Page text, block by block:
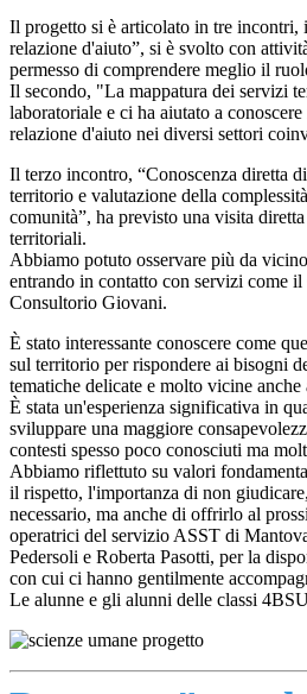
Il progetto si è articolato in tre
relazione d'aiuto”, si è svolto con
permesso di comprendere meglio il
Il secondo, "La mappatura dei servizi
laboratoriale e ci ha aiutato a
relazione d'aiuto nei diversi settori
Il terzo incontro, “Conoscenza diretta
territorio e valutazione della
comunità”, ha previsto una visita
territoriali.
Abbiamo potuto osservare più da
entrando in contatto con servizi come
Consultorio Giovani.
È stato interessante conoscere come
sul territorio per rispondere ai bisogni
tematiche delicate e molto vicine
È stata un'esperienza significativa in
sviluppare una maggiore
contesti spesso poco conosciuti ma
Abbiamo riflettuto su valori
il rispetto, l'importanza di non
necessario, ma anche di offrirlo al
operatrici del servizio ASST di
Pedersoli e Roberta Pasotti, per la
con cui ci hanno gentilmente
Le alunne e gli alunni delle classi